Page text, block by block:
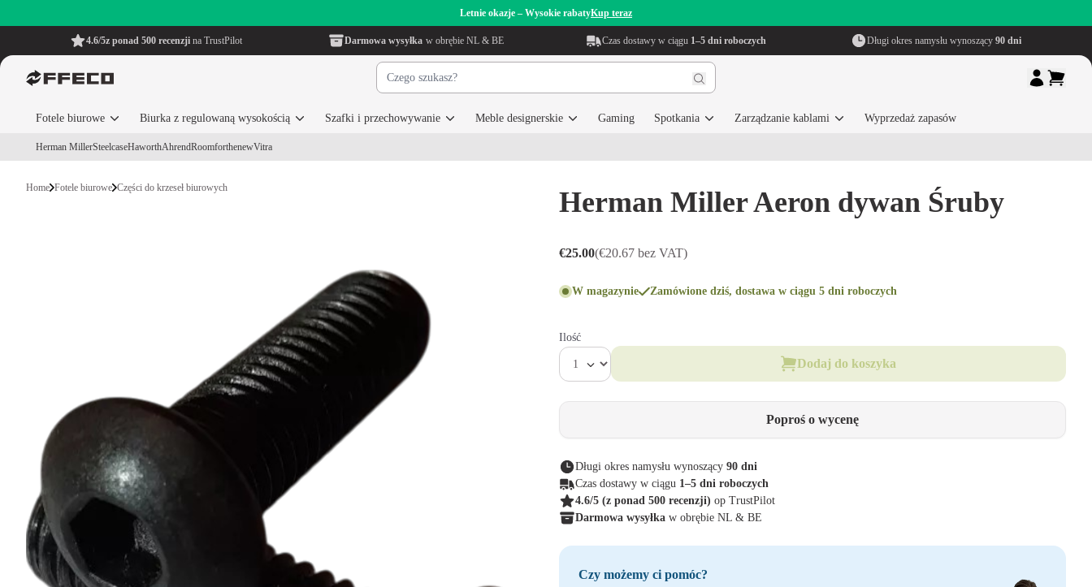
Letnie okazje – Wysokie rabatyKup teraz
4.6/5z ponad 500 recenzji na TrustPilot Darmowa wysyłka w obrębie NL & BE Czas dostawy w ciągu 1–5 dni roboczych Długi okres namysłu wynoszący 90 dni
Fotele biurowe Biurka z regulowaną wysokością Szafki i przechowywanie Meble designerskie Gaming Spotkania Zarządzanie kablami Wyprzedaż zapasów
Herman MillerSteelcaseHaworthAhrendRoomforthenewVitra
Home Fotele biurowe Części do krzeseł biurowych Herman Miller Aeron dywan Śruby
€25.00(€20.67 bez VAT)
W magazynie Zamówione dziś, dostawa w ciągu 5 dni roboczych
Ilość
Dodaj do koszyka
Poproś o wycenę
Długi okres namysłu wynoszący 90 dni
Czas dostawy w ciągu 1–5 dni roboczych
4.6/5 (z ponad 500 recenzji) op TrustPilot
Darmowa wysyłka w obrębie NL & BE
Czy możemy ci pomóc?